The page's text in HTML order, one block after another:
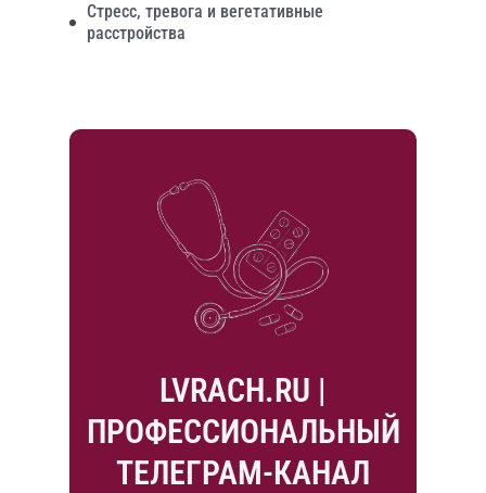
Стресс, тревога и вегетативные
расстройства
LVRACH.RU |
ПРОФЕССИОНАЛЬНЫЙ
ТЕЛЕГРАМ-КАНАЛ